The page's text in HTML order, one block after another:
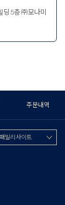
5층 ㈜모나미
주문내역
패밀리 사이트